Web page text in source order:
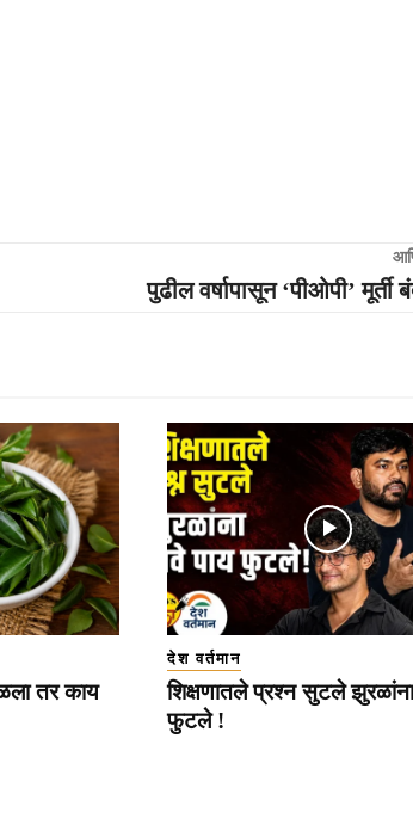
पुढील वर्षापासून ‘पीओपी’ मूर्ती
तर काय
देश वर्तमान
शिक्षणातले प्रश्न सुटले
फुटले !